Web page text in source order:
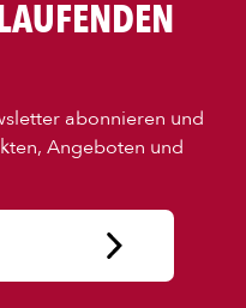
abonnieren und
Angeboten und